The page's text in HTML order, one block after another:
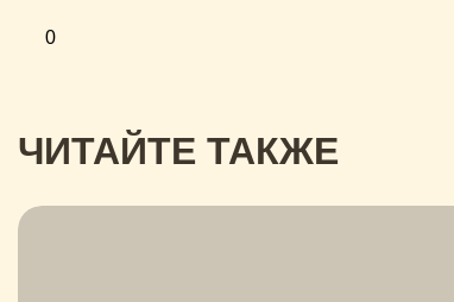
0
ЧИТАЙТЕ ТАКЖЕ